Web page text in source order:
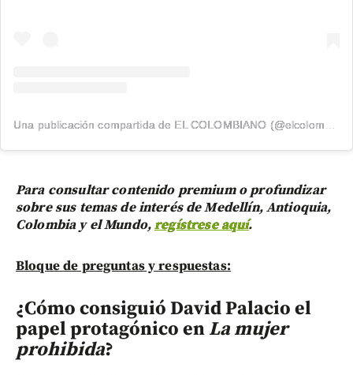
Una publicación compartida de EL COLOMBIANO (@elcolombiano_)
Para consultar contenido premium o profundizar
sobre sus temas de interés de Medellín, Antioquia,
Colombia y el Mundo,regístrese aquí.
Bloque de preguntas y respuestas:
¿Cómo consiguió David Palacio el
papel protagónico en La mujer
prohibida?